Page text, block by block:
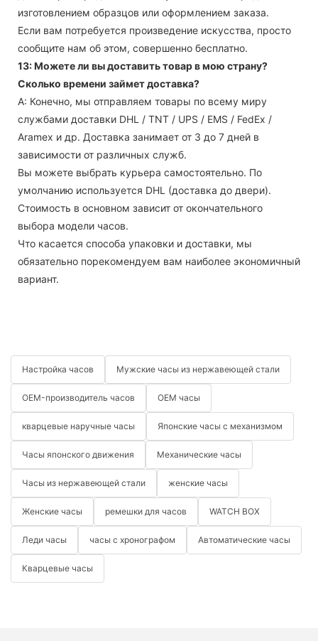
изготовлением образцов или оформлением заказа.
Если вам потребуется произведение искусства, просто
сообщите нам об этом, совершенно бесплатно.
13: Можете ли вы доставить товар в мою страну?
Сколько времени займет доставка?
А: Конечно, мы отправляем товары по всему миру
службами доставки DHL / TNT / UPS / EMS / FedEx /
Aramex и др. Доставка занимает от 3 до 7 дней в
зависимости от различных служб.
Вы можете выбрать курьера самостоятельно. По
умолчанию используется DHL (доставка до двери).
Стоимость в основном зависит от окончательного
выбора модели часов.
Что касается способа упаковки и доставки, мы
обязательно порекомендуем вам наиболее экономичный
вариант.
Настройка часов Мужские часы из нержавеющей стали
OEM-производитель часов OEM часы
кварцевые наручные часы Японские часы с механизмом
Часы японского движения Механические часы
Часы из нержавеющей стали женские часы
Женские часы ремешки для часов WATCH BOX
Леди часы часы с хронографом Автоматические часы
Кварцевые часы